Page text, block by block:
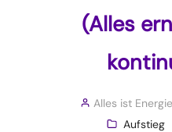
(Alles
Alles ist Energie
Aufstieg